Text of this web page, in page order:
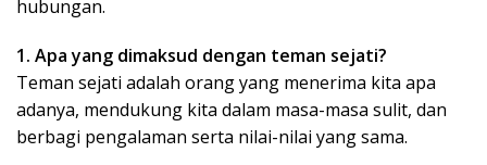
hubungan.
1. Apa yang dimaksud dengan teman sejati?
Teman sejati adalah orang yang menerima kita apa
adanya, mendukung kita dalam masa-masa sulit, dan
berbagi pengalaman serta nilai-nilai yang sama.